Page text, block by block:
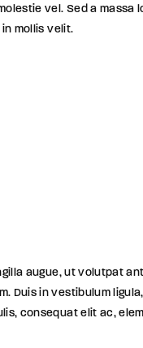
vel. Sed a massa
mollis velit.
augue, ut volutpat
Duis in vestibulum
consequat elit ac,